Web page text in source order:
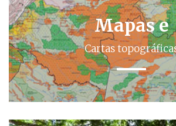
Mapas e
Cartas